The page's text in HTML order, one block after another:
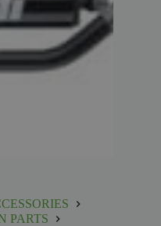
PARTS